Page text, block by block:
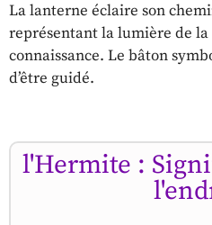
La lanterne éclaire son
représentant la lumière de la
connaissance. Le bâton
d’être guidé.
l'Hermite :